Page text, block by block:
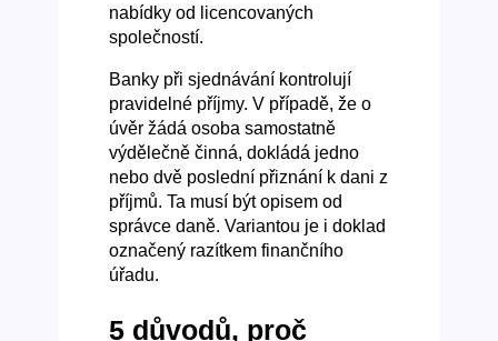
nabídky od licencovaných
společností.
Banky při sjednávání kontrolují
pravidelné příjmy. V případě, že o
úvěr žádá osoba samostatně
výdělečně činná, dokládá jedno
nebo dvě poslední přiznání k dani z
příjmů. Ta musí být opisem od
správce daně. Variantou je i doklad
označený razítkem finančního
úřadu.
5 důvodů, proč